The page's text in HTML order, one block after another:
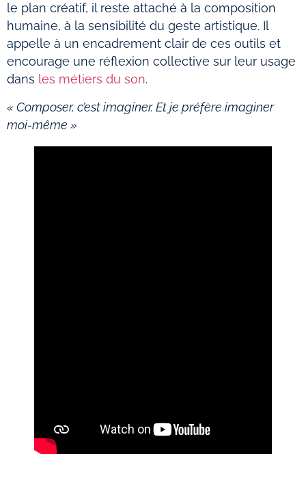
le plan créatif, il reste attaché à la composition
humaine, à la sensibilité du geste artistique. Il
appelle à un encadrement clair de ces outils et
encourage une réflexion collective sur leur usage
dans les métiers du son.
« Composer, c’est imaginer. Et je préfère imaginer
moi-même »